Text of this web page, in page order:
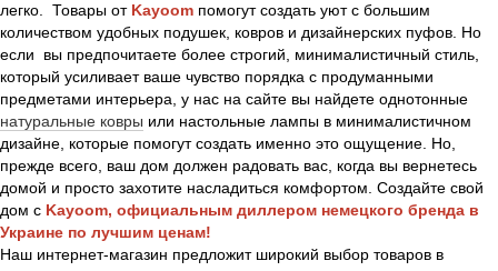
легко. Товары от Kayoom помогут создать уют с большим
количеством удобных подушек, ковров и дизайнерских пуфов. Но
если вы предпочитаете более строгий, минималистичный стиль,
который усиливает ваше чувство порядка с продуманными
предметами интерьера, у нас на сайте вы найдете однотонные
натуральные ковры или настольные лампы в минималистичном
дизайне, которые помогут создать именно это ощущение. Но,
прежде всего, ваш дом должен радовать вас, когда вы вернетесь
домой и просто захотите насладиться комфортом. Создайте свой
дом с Kayoom, официальным диллером немецкого бренда в
Украине по лучшим ценам!
Наш интернет-магазин предложит широкий выбор товаров в